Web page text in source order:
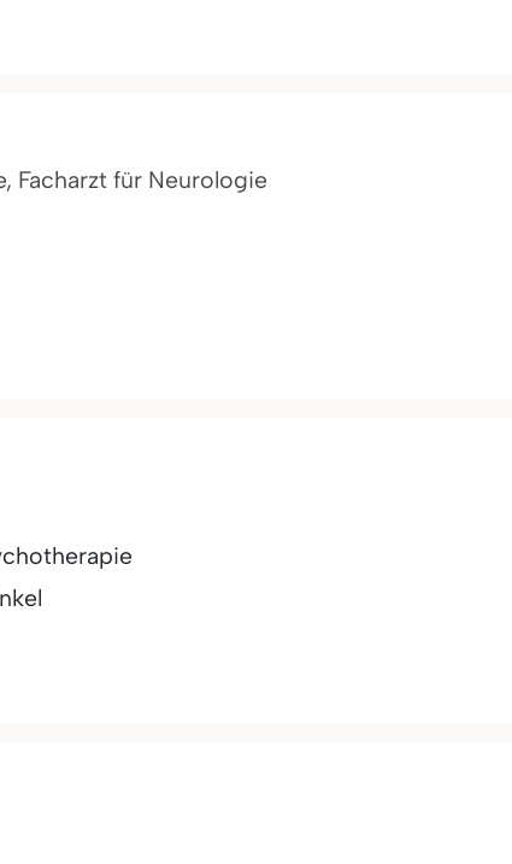
Facharzt für Neurologie